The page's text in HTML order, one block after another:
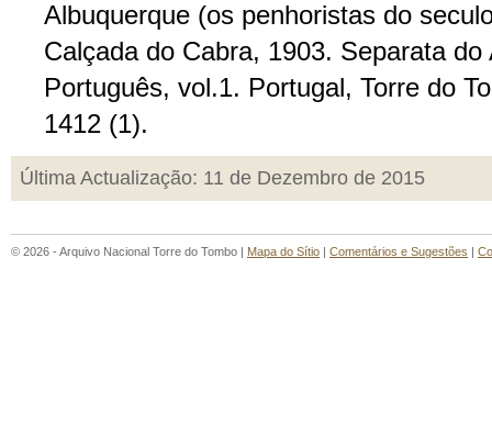
Albuquerque (os penhoristas do
Calçada do Cabra, 1903. Separata do
Português, vol.1. Portugal, Torre do
1412 (1).
Última Actualização: 11 de Dezembro de 2015
© 2026 - Arquivo Nacional Torre do Tombo | Mapa do Sítio | Comentários e Sugestões |